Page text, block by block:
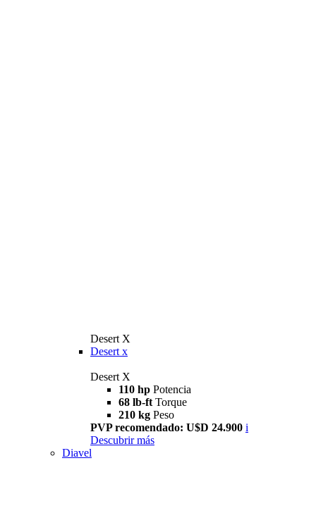
Desert X
Desert x
Desert X
110 hp Potencia
68 lb-ft Torque
210 kg Peso
PVP recomendado: U$D 24.900 i
Descubrir más
Diavel